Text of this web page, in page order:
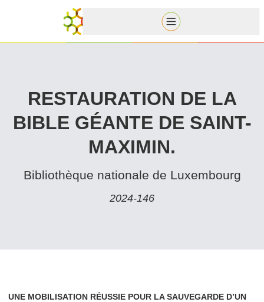
RESTAU­RA­TION DE LA
BIBLE GÉANTE DE SAINT-
MAXIMIN.
Bib­lio­thèque nationale de Luxembourg
2024-146
UNE MOBILISATION RÉUSSIE POUR LA SAUVEGARDE D’UN